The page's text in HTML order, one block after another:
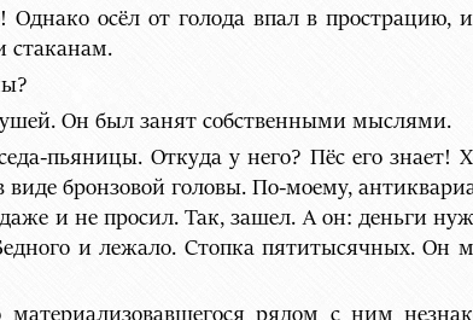
осёл от голода впал в прострацию,
стаканам.
Он был занят собственными мыслями.
пьяницы. Откуда у него? Пёс его знает!
бронзовой головы. По-моему,
даже и не просил. Так, зашел. А он: деньги
и лежало. Стопка пятитысячных. Он